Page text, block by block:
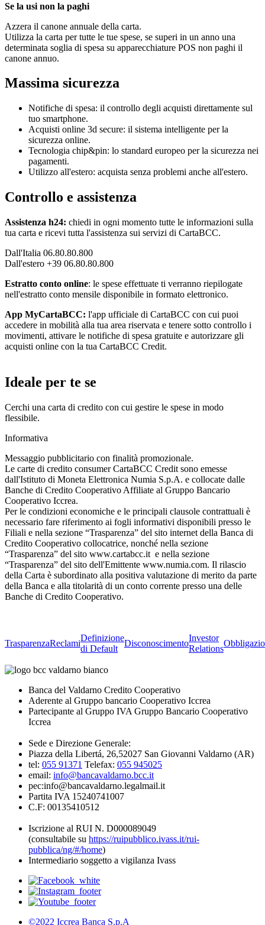
Se la usi non la paghi
Azzera il canone annuale della carta.
Utilizza la carta per tutte le tue spese, se superi in un anno una
determinata soglia di spesa su apparecchiature POS non paghi il
canone annuo.
Massima sicurezza
Notifiche di spesa: il controllo degli acquisti direttamente sul
tuo smartphone.
Acquisti online 3d secure: il sistema intelligente per la
sicurezza online.
Tecnologia chip&pin: lo standard europeo per la sicurezza nei
pagamenti.
Utilizzo all'estero: acquista senza problemi anche all'estero.
Controllo e assistenza
Assistenza h24: chiedi in ogni momento tutte le informazioni sulla
tua carta e ricevi tutta l'assistenza sui servizi di CartaBCC.
Dall'Italia 06.80.80.800
Dall'estero +39 06.80.80.800
Estratto conto online: le spese effettuate ti verranno riepilogate
nell'estratto conto mensile disponibile in formato elettronico.
App MyCartaBCC: l'app ufficiale di CartaBCC con cui puoi
accedere in mobilità alla tua area riservata e tenere sotto controllo i
movimenti, attivare le notifiche di spesa gratuite e autorizzare gli
acquisti online con la tua CartaBCC Credit.
Ideale per te se
Cerchi una carta di credito con cui gestire le spese in modo
flessibile.
Informativa
Messaggio pubblicitario con finalità promozionale.
Le carte di credito consumer CartaBCC Credit sono emesse
dall'Istituto di Moneta Elettronica Numia S.p.A. e collocate dalle
Banche di Credito Cooperativo Affiliate al Gruppo Bancario
Cooperativo Iccrea.
Per le condizioni economiche e le principali clausole contrattuali è
necessario fare riferimento ai fogli informativi disponibili presso le
Filiali e nella sezione “Trasparenza” del sito internet della Banca di
Credito Cooperativo collocatrice, nonché nella sezione
“Trasparenza” del sito www.cartabcc.it e nella sezione
“Trasparenza” del sito dell'Emittente www.numia.com. Il rilascio
della Carta è subordinato alla positiva valutazione di merito da parte
della Banca e alla titolarità di un conto corrente presso una delle
Banche di Credito Cooperativo.
TrasparenzaReclami
Definizione
di Default
Disconoscimento
Investor
Relations
Banca del Valdarno Credito Cooperativo
Aderente al Gruppo bancario Cooperativo Iccrea
Partecipante al Gruppo IVA Gruppo Bancario Cooperativo
Iccrea
Sede e Direzione Generale:
Piazza della Libertá, 26,52027 San Giovanni Valdarno (AR)
tel: 055 91371 Telefax: 055 945025
email: info@bancavaldarno.bcc.it
pec:info@bancavaldarno.legalmail.it
Partita IVA 15240741007
C.F: 00135410512
Iscrizione al RUI N. D000089049
(consultabile su https://ruipubblico.ivass.it/rui-
pubblica/ng/#/home)
Intermediario soggetto a vigilanza Ivass
©2022 Iccrea Banca S.p.A